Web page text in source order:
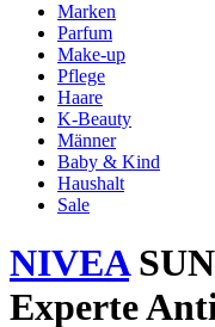
Marken
Parfum
Make-up
Pflege
Haare
K-Beauty
Männer
Baby & Kind
Haushalt
Sale
NIVEA
Experte